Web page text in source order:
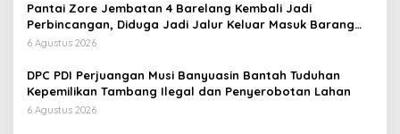
Pantai Zore Jembatan 4 Barelang Kembali Jadi
Perbincangan, Diduga Jadi Jalur Keluar Masuk Barang
Tanpa Dokumen Kepabeanan, Nama Berinisial WL
di Kawasan Pesisir
6 Agustus 2026
DPC PDI Perjuangan Musi Banyuasin Bantah Tuduhan
Kepemilikan Tambang Ilegal dan Penyerobotan Lahan
6 Agustus 2026